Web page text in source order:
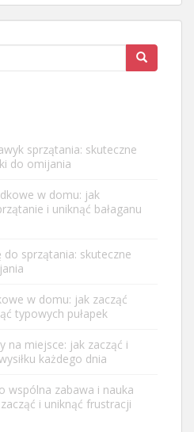
sprzątania: skuteczne
do omijania
w domu: jak
i uniknąć bałaganu
sprzątania: skuteczne
w domu: jak zacząć
typowych pułapek
na miejsce: jak zacząć i
każdego dnia
wspólna zabawa i nauka
i uniknąć frustracji